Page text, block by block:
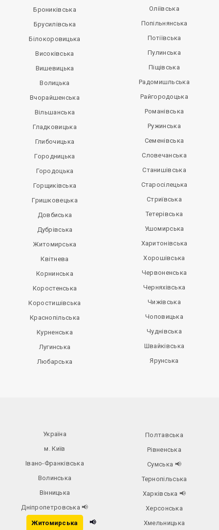
Брониківська
Брусилівська
Білокоровицька
Високівська
Вишевицька
Волицька
Вчорайшенська
Вільшанська
Гладковицька
Глибочицька
Городницька
Городоцька
Горщиківська
Гришковецька
Довбиська
Дубрівська
Житомирська
Квітнева
Корнинська
Коростенська
Коростишівська
Краснопільська
Курненська
Лугинська
Любарська
Оліївська
Попільнянська
Потіївська
Пулинська
Піщівська
Радомишльська
Райгородоцька
Романівська
Ружинська
Семенівська
Словечанська
Станишівська
Старосілецька
Стриївська
Тетерівська
Ушомирська
Харитонівська
Хорошівська
Червоненська
Черняхівська
Чижівська
Чоповицька
Чуднівська
Швайківська
Ярунська
Україна
м. Київ
Івано-Франківська
Волинська
Вінницька
Дніпропетровська📢
Житомирська 📢
Полтавська
Рівненська
Сумська 📢
Тернопільська
Харківська 📢
Херсонська
Хмельницька